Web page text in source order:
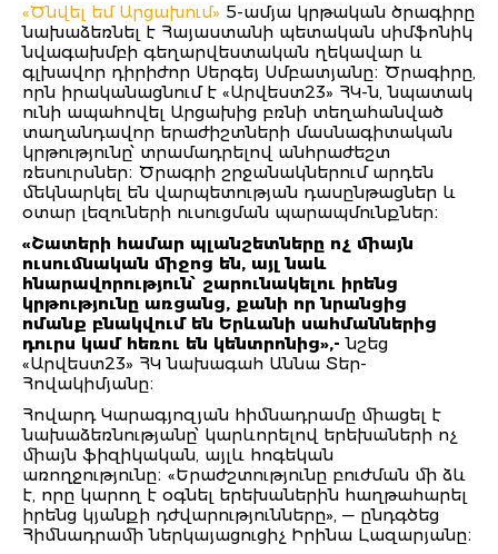
«Ծնվել եմ Արցախում» 5-ամյա կրթական ծրագիրը
նախաձեռնել է Հայաստանի պետական սիմֆոնիկ
նվագախմբի գեղարվեստական ղեկավար և
գլխավոր դիրիժոր Սերգեյ Սմբատյանը։ Ծրագիրը,
որն իրականացնում է «Արվեստ23» ՀԿ-ն, նպատակ
ունի ապահովել Արցախից բռնի տեղահանված
տաղանդավոր երաժիշտների մասնագիտական
կրթությունը՝ տրամադրելով անհրաժեշտ
ռեսուրսներ։ Ծրագրի շրջանակներում արդեն
մեկնարկել են վարպետության դասընթացներ և
օտար լեզուների ուսուցման պարապմունքներ։
«Շատերի համար պլանշետները ոչ միայն
ուսումնական միջոց են, այլ նաև
հնարավորություն՝ շարունակելու իրենց
կրթությունը առցանց, քանի որ նրանցից
ոմանք բնակվում են Երևանի սահմաններից
դուրս կամ հեռու են կենտրոնից»,- նշեց
«Արվեստ23» ՀԿ նախագահ Աննա Տեր-
Հովակիմյանը։
Հովարդ Կարագյոզյան հիմնադրամը միացել է
նախաձեռնությանը՝ կարևորելով երեխաների ոչ
միայն ֆիզիկական, այլև հոգեկան
առողջությունը։ «Երաժշտությունը բուժման մի ձև
է, որը կարող է օգնել երեխաներին հաղթահարել
իրենց կյանքի դժվարությունները», — ընդգծեց
Հիմնադրամի ներկայացուցիչ Իրինա Լազարյանը։